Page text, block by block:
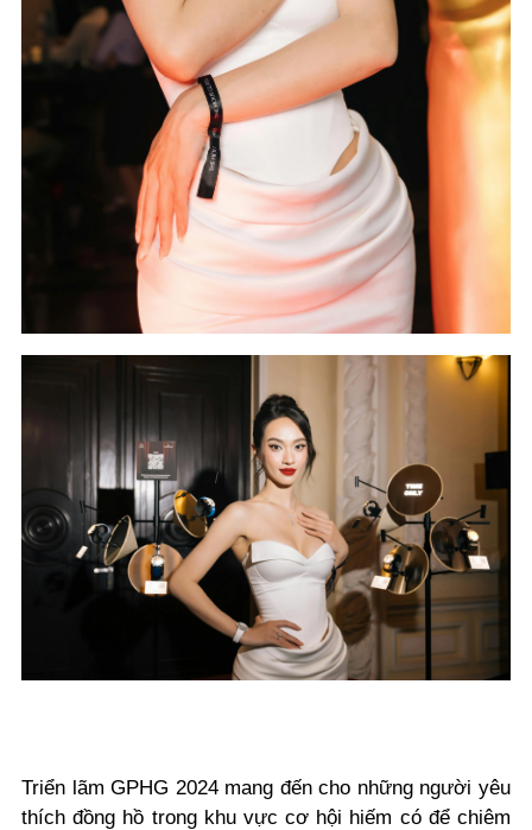
Triển lãm GPHG 2024 mang đến cho những người yêu
thích đồng hồ trong khu vực cơ hội hiếm có để chiêm